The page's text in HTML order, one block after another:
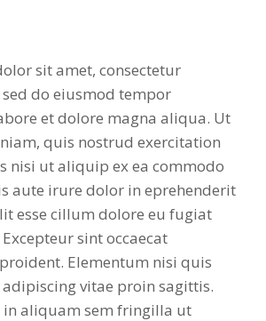
sit amet, consectetur
do eiusmod tempor
et dolore magna aliqua. Ut
quis nostrud exercitation
nisi ut aliquip ex ea commodo
aute irure dolor in eprehenderit
esse cillum dolore eu fugiat
sint occaecat
Elementum nisi quis
vitae proin sagittis.
in aliquam sem fringilla ut